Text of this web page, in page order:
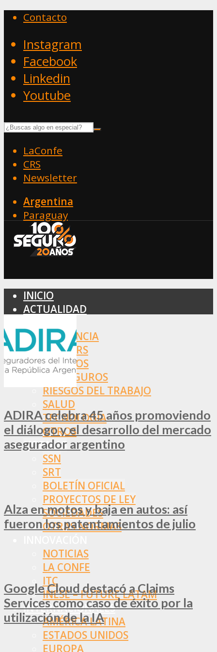
Contacto
Instagram
Facebook
Linkedin
Youtube
LaConfe
CRS
Newsletter
Argentina
Paraguay
INICIO
ACTUALIDAD
ASISTENCIA
BROKERS
SEGUROS
REASEGUROS
RIESGOS DEL TRABAJO
SALUD
TECNOLOGÍA
OTROS
NORMAS
SSN
SRT
BOLETÍN OFICIAL
PROYECTOS DE LEY
SOCIEDADES
OTRAS NORMAS
NOTICIAS
LA CONFE
ITC
INESE – FÜTURE LATAM
INTERNACIONALES
AMÉRICA LATINA
ESTADOS UNIDOS
EUROPA
ADIRA celebra 45 años promoviendo
el diálogo y el desarrollo del mercado
asegurador argentino
Alza en motos y baja en autos: así
fueron los patentamientos de julio
Google Cloud destacó a Claims
Services como caso de éxito por la
utilización de la IA